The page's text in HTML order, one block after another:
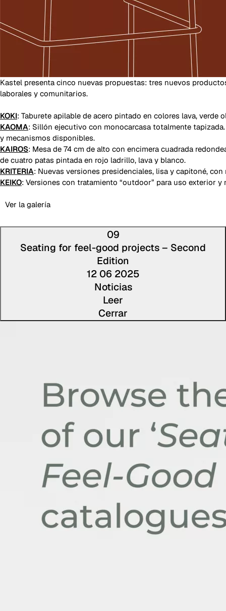
Kastel presenta cinco nuevas propuestas: tres nuevos
laborales y comunitarios.
KOKI: Taburete apilable de acero pintado en colores lava,
KAOMA: Sillón ejecutivo con monocarcasa totalmente
y mecanismos disponibles.
KAIROS: Mesa de 74 cm de alto con encimera cuadrada
de cuatro patas pintada en rojo ladrillo, lava y blanco.
KRITERIA: Nuevas versiones presidenciales, lisa y capitoné,
KEIKO: Versiones con tratamiento “outdoor” para uso exterior y
Ver la galería
09
Seating for feel-good projects – Second
Edition
12 06 2025
Noticias
Leer
CerrarLee la